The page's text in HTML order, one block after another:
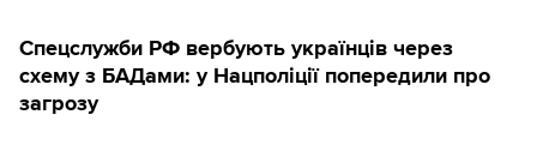
Спецслужби РФ вербують українців через
схему з БАДами: у Нацполіції попередили про
загрозу